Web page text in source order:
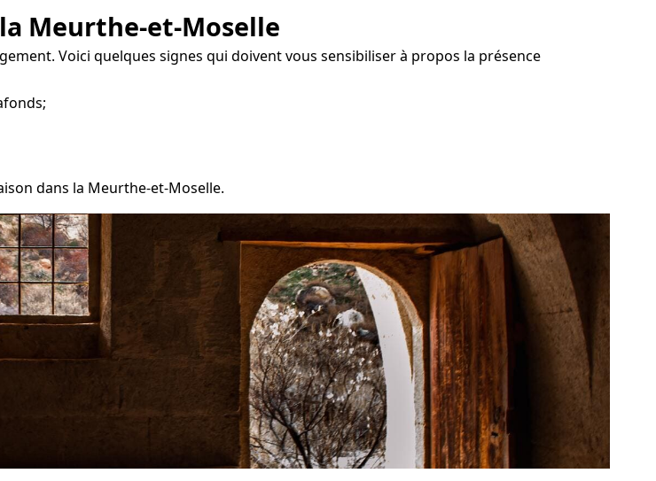
Meurthe-et-Moselle
Voici quelques signes qui doivent vous sensibiliser à propos la présence
dans la Meurthe-et-Moselle.